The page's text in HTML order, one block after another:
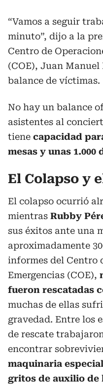
“Vamos a seguir
minuto”, dijo a la
Centro de
(COE), Juan
balance de víctimas.
No hay un balance
asistentes al
tiene capacidad
mesas y unas 1.000
El Colapso y
El colapso ocurrió
mientras Rubby
sus éxitos ante una
aproximadamente
informes del Centro
Emergencias (COE),
fueron rescatadas
muchas de ellas
gravedad. Entre los
de rescate
encontrar
maquinaria
gritos de auxilio de